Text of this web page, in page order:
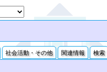
社会活動・その他 関連情報 検索